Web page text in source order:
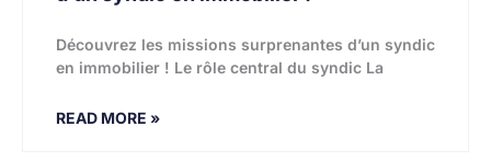
Découvrez les missions surprenantes d’un syndic
en immobilier ! Le rôle central du syndic La
READ MORE »